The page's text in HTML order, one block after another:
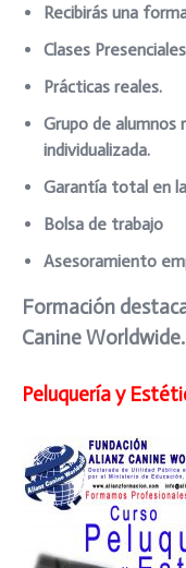
Recibirás una
Clases
Prácticas reales.
Grupo de alumnos
individualizada.
Garantía total en
Bolsa de trabajo
Asesoramiento
Formación
Canine Worldwide.
Peluquería y